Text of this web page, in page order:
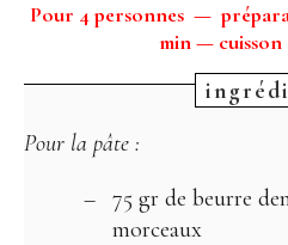
Pour 4 personnes —
min — cuisson
Pour la pâte :
75 gr de beurre
morceaux